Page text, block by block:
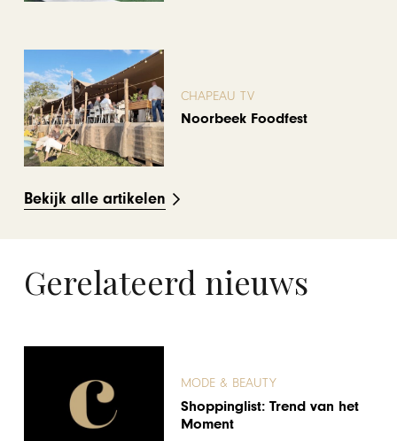
CHAPEAU TV
Noorbeek Foodfest
Bekijk alle artikelen
Gerelateerd nieuws
MODE & BEAUTY
Shoppinglist: Trend van het
Moment